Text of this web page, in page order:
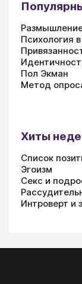
Психология
Пол Экман
Метод
Хиты
Список
Эгоизм
Секс и
Интроверт и